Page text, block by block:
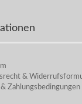
&
Zahlungsbedingungen